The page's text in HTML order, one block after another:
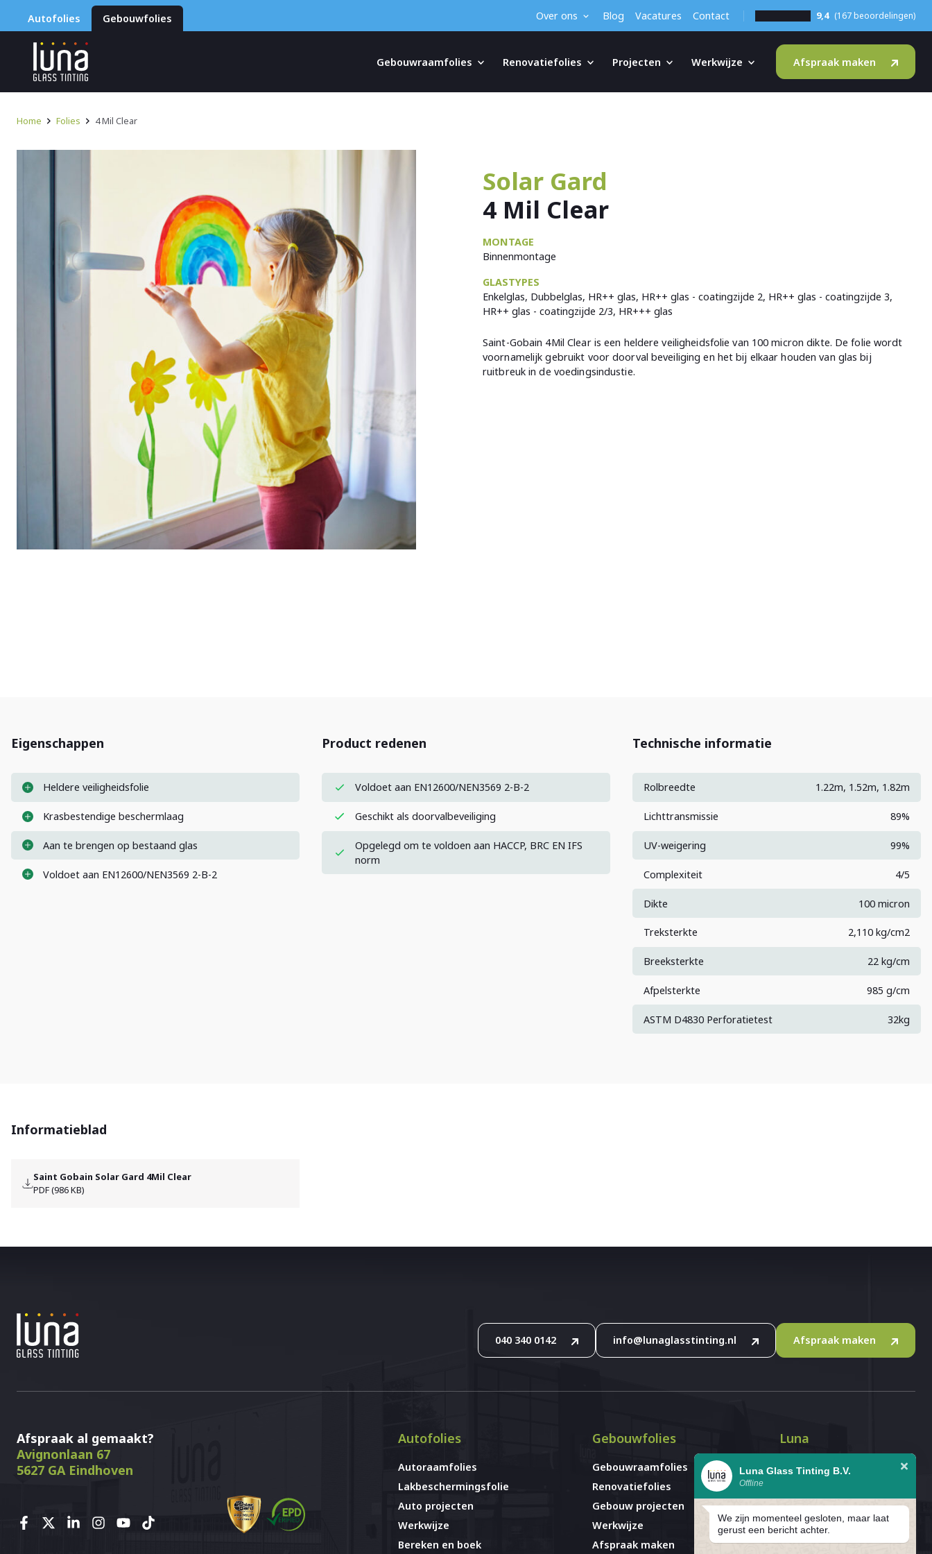
Autofolies Gebouwfolies Over ons Blog Vacatures Contact 9,4 (167 beoordelingen)
Gebouwraamfolies Renovatiefolies Projecten Werkwijze Afspraak maken
Home Folies 4 Mil Clear
Solar Gard
4 Mil Clear
MONTAGE
Binnenmontage
GLASTYPES
Enkelglas, Dubbelglas, HR++ glas, HR++ glas - coatingzijde 2, HR++ glas - coatingzijde 3,
HR++ glas - coatingzijde 2/3, HR+++ glas
Saint-Gobain 4Mil Clear is een heldere veiligheidsfolie van 100 micron dikte. De folie wordt
voornamelijk gebruikt voor doorval beveiliging en het bij elkaar houden van glas bij
ruitbreuk in de voedingsindustie.
Eigenschappen
Heldere veiligheidsfolie
Krasbestendige beschermlaag
Aan te brengen op bestaand glas
Voldoet aan EN12600/NEN3569 2-B-2
Product redenen
Voldoet aan EN12600/NEN3569 2-B-2
Geschikt als doorvalbeveiliging
Opgelegd om te voldoen aan HACCP, BRC EN IFS
norm
Technische informatie
Rolbreedte 1.22m, 1.52m, 1.82m
Lichttransmissie 89%
UV-weigering 99%
Complexiteit 4/5
Dikte 100 micron
Treksterkte 2,110 kg/cm2
Breeksterkte 22 kg/cm
Afpelsterkte 985 g/cm
ASTM D4830 Perforatietest 32kg
Informatieblad
Saint Gobain Solar Gard 4Mil Clear
PDF (986 KB)
040 340 0142 info@lunaglasstinting.nl Afspraak maken
Afspraak al gemaakt?
Avignonlaan 67
5627 GA Eindhoven
Autofolies
Autoraamfolies
Lakbeschermingsfolie
Auto projecten
Werkwijze
Bereken en boek
Gebouwfolies
Gebouwraamfolies
Renovatiefolies
Gebouw projecten
Werkwijze
Afspraak maken
Luna
Over ons
Vacatures
Contact
Luna Glass Tinting B.V.
Offline
We zijn momenteel gesloten, maar laat
gerust een bericht achter.